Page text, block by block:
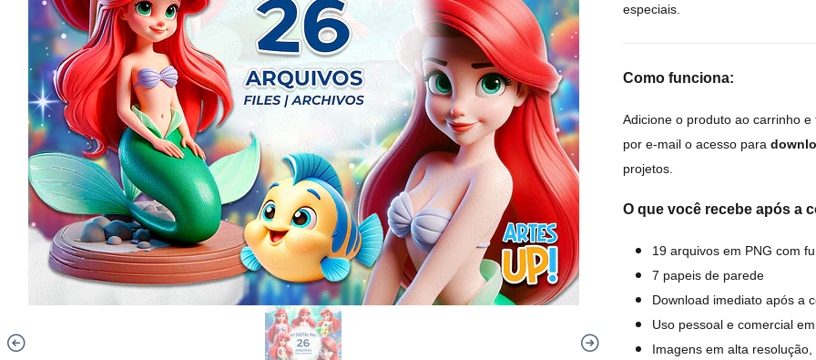
especiais.
Como funciona:
Adicione o produto ao carrinho
por e-mail o acesso para
projetos.
O que você recebe após a
19 arquivos em PNG com
7 papeis de parede
Download imediato após a
Uso pessoal e comercial
Imagens em alta